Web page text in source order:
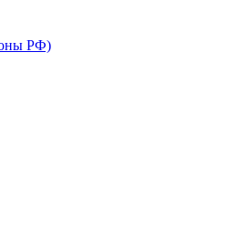
РФ)